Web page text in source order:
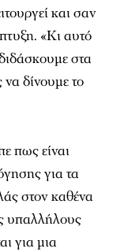
και σαν
«Κι αυτό
στα
να δίνουμε το
πως είναι
για τα
στον καθένα
υπαλλήλους
για μια